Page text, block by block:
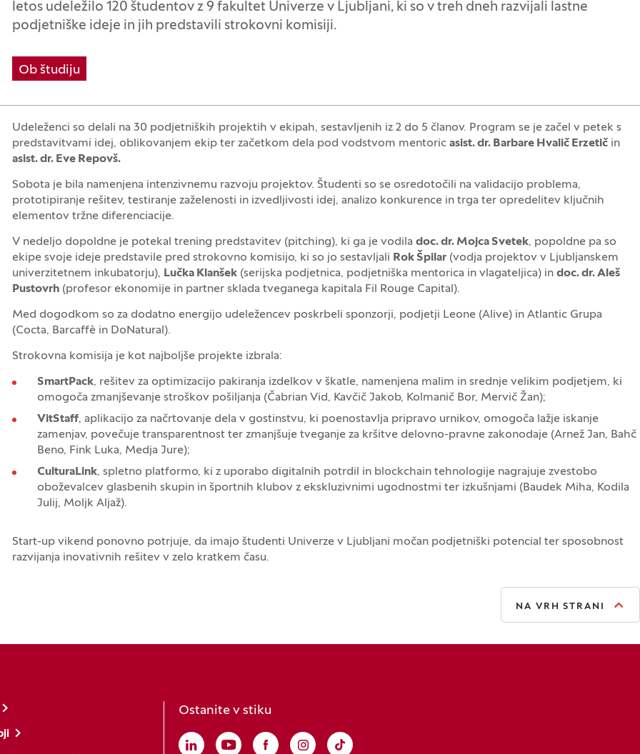
letos udeležilo 120 študentov z 9 fakultet Univerze v Ljubljani, ki so v treh dneh razvijali lastne
podjetniške ideje in jih predstavili strokovni komisiji.
Ob študiju
Udeleženci so delali na 30 podjetniških projektih v ekipah, sestavljenih iz 2 do 5 članov. Program se je začel v petek s
predstavitvami idej, oblikovanjem ekip ter začetkom dela pod vodstvom mentoric asist. dr. Barbare Hvalič Erzetičin
asist. dr. Eve Repovš.
Sobota je bila namenjena intenzivnemu razvoju projektov. Študenti so se osredotočili na validacijo problema,
prototipiranje rešitev, testiranje zaželenosti in izvedljivosti idej, analizo konkurence in trga ter opredelitev ključnih
elementov tržne diferenciacije.
V nedeljo dopoldne je potekal trening predstavitev (pitching), ki ga je vodila doc. dr. Mojca Svetek, popoldne pa so
ekipe svoje ideje predstavile pred strokovno komisijo, ki so jo sestavljali Rok Špilar(vodja projektov v Ljubljanskem
univerzitetnem inkubatorju), Lučka Klanšek(serijska podjetnica, podjetniška mentorica in vlagateljica) in doc. dr. Aleš
Pustovrh(profesor ekonomije in partner sklada tveganega kapitala Fil Rouge Capital).
Med dogodkom so za dodatno energijo udeležencev poskrbeli sponzorji, podjetji Leone (Alive) in Atlantic Grupa
(Cocta, Barcaffè in DoNatural).
Strokovna komisija je kot najboljše projekte izbrala:
SmartPack, rešitev za optimizacijo pakiranja izdelkov v škatle, namenjena malim in srednje velikim podjetjem, ki
omogoča zmanjševanje stroškov pošiljanja (Čabrian Vid, Kavčič Jakob, Kolmanič Bor, Mervič Žan);
VitStaff, aplikacijo za načrtovanje dela v gostinstvu, ki poenostavlja pripravo urnikov, omogoča lažje iskanje
zamenjav, povečuje transparentnost ter zmanjšuje tveganje za kršitve delovno-pravne zakonodaje (Arnež Jan, Bahč
Beno, Fink Luka, Medja Jure);
CulturaLink, spletno platformo, ki z uporabo digitalnih potrdil in blockchain tehnologije nagrajuje zvestobo
oboževalcev glasbenih skupin in športnih klubov z ekskluzivnimi ugodnostmi ter izkušnjami (Baudek Miha, Kodila
Julij, Moljk Aljaž).
Start-up vikend ponovno potrjuje, da imajo študenti Univerze v Ljubljani močan podjetniški potencial ter sposobnost
razvijanja inovativnih rešitev v zelo kratkem času.
NA VRH STRANI
Ostanite v stiku